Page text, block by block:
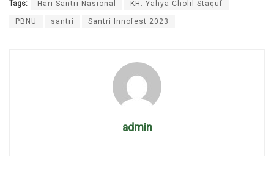
Tags: Hari Santri Nasional KH. Yahya Cholil Staquf
PBNU santri Santri Innofest 2023
admin